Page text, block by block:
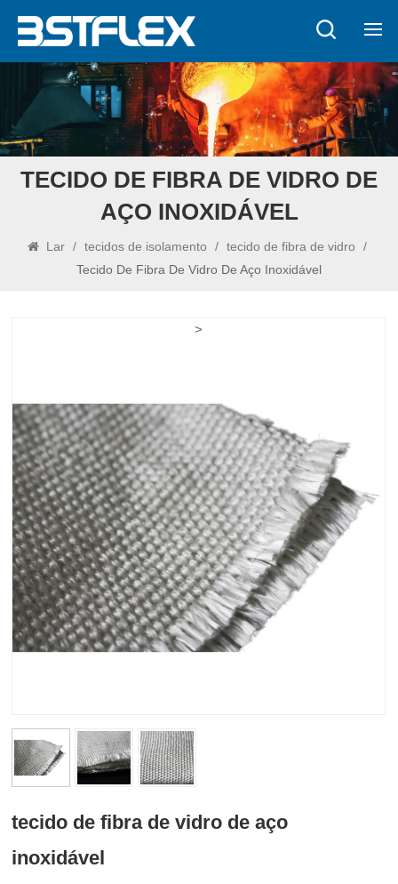
TECIDO DE FIBRA DE VIDRO DE
AÇO INOXIDÁVEL
Lar / tecidos de isolamento / tecido de fibra de vidro
/
Tecido De Fibra De Vidro De Aço Inoxidável
>
tecido de fibra de vidro de aço
inoxidável